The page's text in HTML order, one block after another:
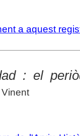
a aquest
: el